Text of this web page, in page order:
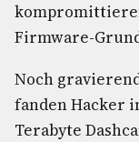
Firmware-
Noch
fanden Hacker
Terabyte